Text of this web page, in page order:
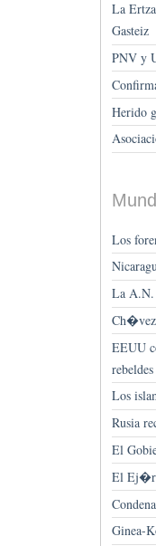
La
Gasteiz
PNV y
Herido
Los
La A.N.
EEUU
rebeldes
Los
Rusia
El
El
Ginea-